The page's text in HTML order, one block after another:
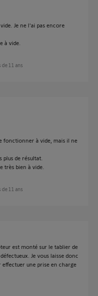
Je ne l'ai pas encore
à vide.
de 11 ans
fonctionner à vide, mais il ne
plus de résultat.
bien à vide.
de 11 ans
est monté sur le tablier de
Je vous laisse donc
une prise en charge